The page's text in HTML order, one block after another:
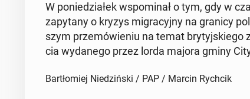
W po­nie­dzia­łek wspo­mi­nał o tym, gdy w
za­py­ta­ny o kryzys mi­gra­cyj­ny na granicy
szym prze­mó­wie­niu na temat bry­tyj­skie­go
cia wy­da­ne­go przez lorda majora gminy
Bartłomiej Niedziński / PAP / Marcin Rychcik